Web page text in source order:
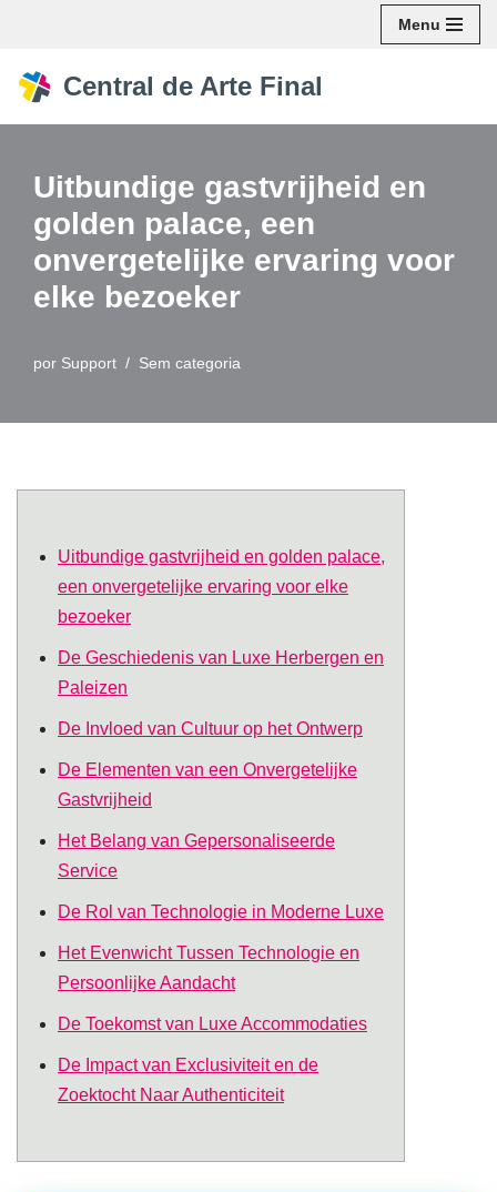
para
o
Menu
Central de Arte Final
Uitbundige gastvrijheid en
golden palace, een
onvergetelijke ervaring voor
elke bezoeker
por Support Sem categoria
Uitbundige gastvrijheid en golden palace,
een onvergetelijke ervaring voor elke
bezoeker
De Geschiedenis van Luxe Herbergen en
Paleizen
De Invloed van Cultuur op het Ontwerp
De Elementen van een Onvergetelijke
Gastvrijheid
Het Belang van Gepersonaliseerde
Service
De Rol van Technologie in Moderne Luxe
Het Evenwicht Tussen Technologie en
Persoonlijke Aandacht
De Toekomst van Luxe Accommodaties
De Impact van Exclusiviteit en de
Zoektocht Naar Authenticiteit